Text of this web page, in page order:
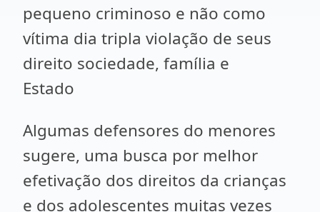
pequeno criminoso e não como
vítima dia tripla violação de seus
direito sociedade, família e
Estado
Algumas defensores do menores
sugere, uma busca por melhor
efetivação dos direitos da crianças
e dos adolescentes muitas vezes